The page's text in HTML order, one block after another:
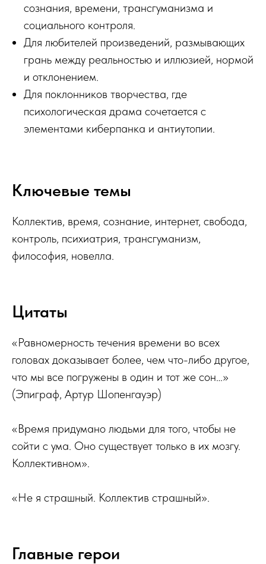
сознания, времени, трансгуманизма и
социального контроля.
Для любителей произведений, размывающих
грань между реальностью и иллюзией, нормой
и отклонением.
Для поклонников творчества, где
психологическая драма сочетается с
элементами киберпанка и антиутопии.
Ключевые темы
Коллектив, время, сознание, интернет, свобода,
контроль, психиатрия, трансгуманизм,
философия, новелла.
Цитаты
«Равномерность течения времени во всех
головах доказывает более, чем что-либо другое,
что мы все погружены в один и тот же сон…»
(Эпиграф, Артур Шопенгауэр)
«Время придумано людьми для того, чтобы не
сойти с ума. Оно существует только в их мозгу.
Коллективном».
«Не я страшный. Коллектив страшный».
Главные герои